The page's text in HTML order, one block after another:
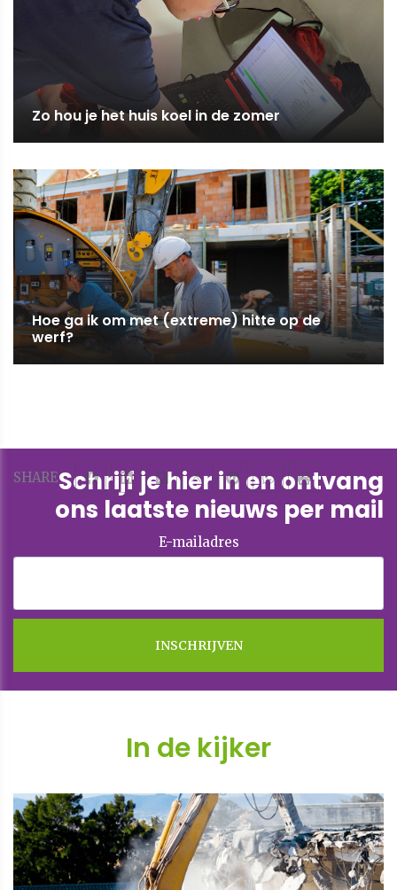
SHARE
Zo hou je het huis koel in de zomer
Hoe ga ik om met (extreme) hitte op de
werf?
Schrijf je hier in en ontvang
ons laatste nieuws per mail
E-mailadres
In de kijker